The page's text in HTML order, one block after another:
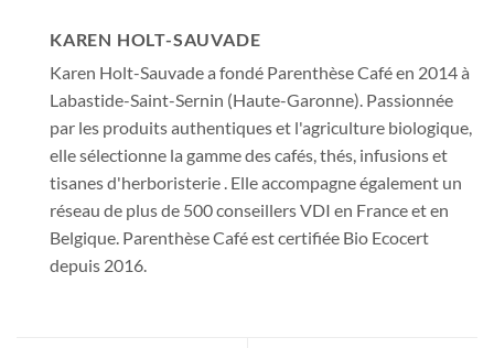
KAREN HOLT-SAUVADE
Karen Holt-Sauvade a fondé Parenthèse Café en 2014 à
Labastide-Saint-Sernin (Haute-Garonne). Passionnée
par les produits authentiques et l'agriculture biologique,
elle sélectionne la gamme des cafés, thés, infusions et
tisanes d'herboristerie . Elle accompagne également un
réseau de plus de 500 conseillers VDI en France et en
Belgique. Parenthèse Café est certifiée Bio Ecocert
depuis 2016.